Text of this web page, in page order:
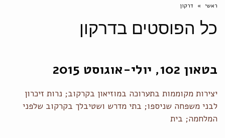
ראשי » דרקון
כל הפוסטים בדרקון
בטאון 102, יולי-אוגוסט 2015
יצירות מקוממות בתערוכה במוזיאון בקרקוב; נרות זיכרון
לבני משפחה שניספו; בתי מדרש ושטיבלך בקרקוב שלפני
המלחמה; בית